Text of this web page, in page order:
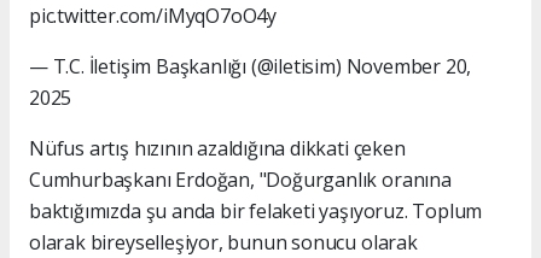
pic.twitter.com/iMyqO7oO4y
— T.C. İletişim Başkanlığı (@iletisim) November 20,
2025
Nüfus artış hızının azaldığına dikkati çeken
Cumhurbaşkanı Erdoğan, "Doğurganlık oranına
baktığımızda şu anda bir felaketi yaşıyoruz. Toplum
olarak bireyselleşiyor, bunun sonucu olarak